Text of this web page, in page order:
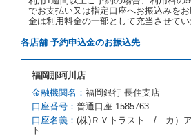
カーを貸し渡すことができないと
車種クラスのレンタカー（以下「
いいます。）の貸渡しを申し入れ
とします。
クラスを除き予約時と同一の借受
携先の代替レンタカーを貸し渡す
お、代替レンタカーの貸渡料金が
スの貸渡料金より高くなるときは
スの貸渡料金によるものとし、予
でお支払い又は指定口座へお振込みを
金は利用料金の一部として充当させてい
各店舗 予約申込金のお振込先
福岡那珂川店
金融機関名： 福岡銀行 長住支店
口座番号： 普通口座 1585763
口座名義： (株)ＲＶトラスト / カ）ア
ト